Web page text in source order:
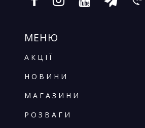
МЕНЮ
АКЦІЇ
НОВИНИ
МАГАЗИНИ
РОЗВАГИ